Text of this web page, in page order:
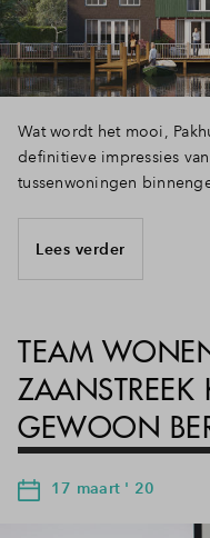
Wat wordt het mooi,
definitieve impressies
tussenwoningen
Lees verder
TEAM
GEWOON
17 maart ' 20